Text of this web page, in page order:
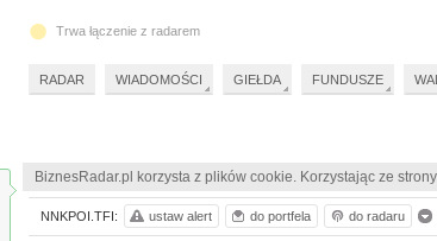
BiznesRadar.pl korzysta z plików cookie. Korzystając ze
NNKPOI.TFI: ustaw alert do portfela do radaru
Trwa łączenie z radarem
RADAR WIADOMOŚCI GIEŁDA FUNDUSZE